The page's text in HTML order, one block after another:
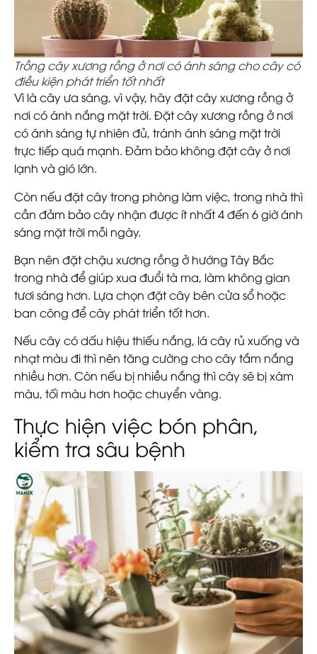
Trồng cây xương rồng ở nơi có ánh sáng cho cây có
điều kiện phát triển tốt nhất
Vì là cây ưa sáng, vì vậy, hãy đặt cây xương rồng ở
nơi có ánh nắng mặt trời. Đặt cây xương rồng ở nơi
có ánh sáng tự nhiên đủ, tránh ánh sáng mặt trời
trực tiếp quá mạnh. Đảm bảo không đặt cây ở nơi
lạnh và gió lớn.
Còn nếu đặt cây trong phòng làm việc, trong nhà thì
cần đảm bảo cây nhận được ít nhất 4 đến 6 giờ ánh
sáng mặt trời mỗi ngày.
Bạn nên đặt chậu xương rồng ở hướng Tây Bắc
trong nhà để giúp xua đuổi tà ma, làm không gian
tươi sáng hơn. Lựa chọn đặt cây bên cửa sổ hoặc
ban công để cây phát triển tốt hơn.
Nếu cây có dấu hiệu thiếu nắng, lá cây rủ xuống và
nhạt màu đi thì nên tăng cường cho cây tắm nắng
nhiều hơn. Còn nếu bị nhiều nắng thì cây sẽ bị xám
màu, tối màu hơn hoặc chuyển vàng.
Thực hiện việc bón phân,
kiểm tra sâu bệnh